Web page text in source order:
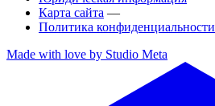
Карта сайта —
Политика конфиденциальности
Made with love by Studio Meta